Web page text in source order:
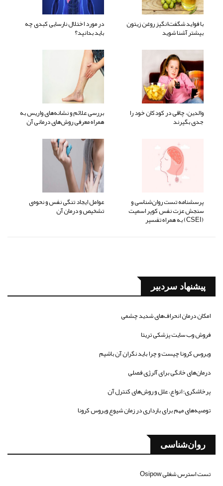
با فواید شگفت‌انگیز روغن زیتون
بیشتر آشنا شوید
در مورد اختلال نارسایی کبدی چه
باید بدانید؟
والدین، چاقی در کودکان خود را
جدی بگیرند
بررسی علائم و نشانه‌های واریس به
همراه معرفی روش‌های درمانی آن
پرسشنامه تست روان‌شناسی و
سنجش عزت نفس کوپر اسمیت
(CSEI) به همراه تفسیر
عوامل ایجاد تنگی نفس و نحوه‌ی
تشخیص و درمان آن
پیشنهاد سردبیر
امکان درمان انحراف‌های شدید چشمی
فروش وب سایت پزشکی تریتا
ویروس کرونا چیست و چرا باید نگران آن باشیم
درمان‌های خانگی برای آلرژی فصلی
پرخاشگری؛ انواع، علل و روش‌های کنترل آن
توصیه‌های مهم برای بارداری در زمان شیوع ویروس کرونا
روان‌شناسی
تست استرس شغلی Osipow